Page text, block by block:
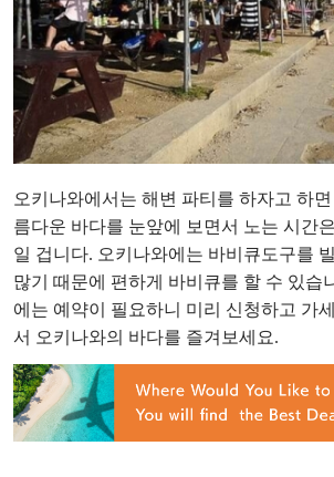
오키나와에서는 해변 파티를 하자고 하
름다운 바다를 눈앞에 보면서 노는 시간
일 겁니다. 오키나와에는 바비큐도구를
많기 때문에 편하게 바비큐를 할 수 있습
에는 예약이 필요하니 미리 신청하고 가
서 오키나와의 바다를 즐겨보세요.